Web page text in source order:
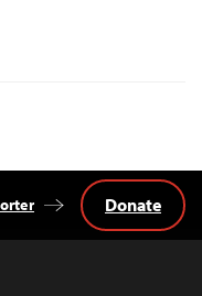
Donate